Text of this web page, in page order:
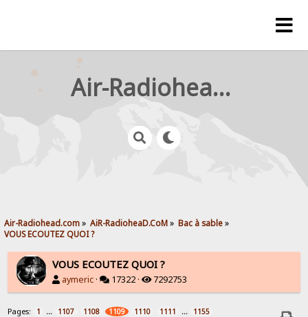
Air-Radiohead.com
Air-Radiohead.com» AiR-RadioheaD.CoM» Bac à sable»
VOUS ECOUTEZ QUOI ?
VOUS ECOUTEZ QUOI ?
aymeric · 17322 · 7292753
Pages: 1 ... 1107 1108 1109 1110 1111 ... 1155